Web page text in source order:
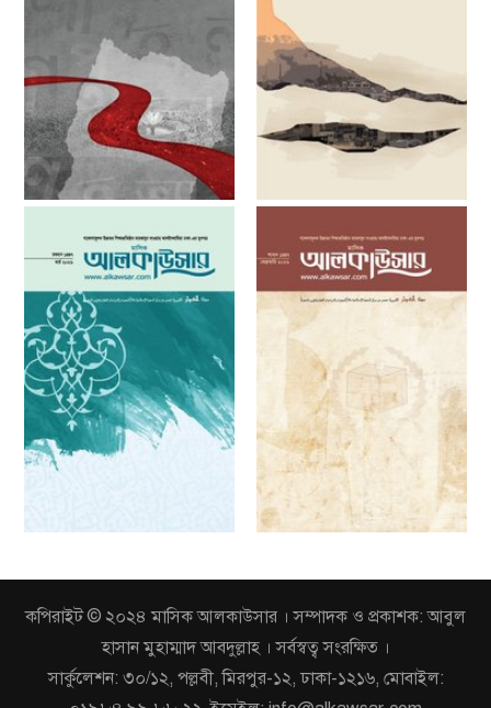
কপিরাইট © ২০২৪ মাসিক আলকাউসার । সম্পাদক ও প্রকাশক: আবুল
হাসান মুহাম্মাদ আবদুল্লাহ । সর্বস্বত্ব সংরক্ষিত ।
সার্কুলেশন: ৩০/১২, পল্লবী, মিরপুর-১২, ঢাকা-১২১৬, মোবাইল: